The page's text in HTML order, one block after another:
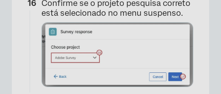
Confirme se o projeto pesquisa correto
está selecionado no menu suspenso.